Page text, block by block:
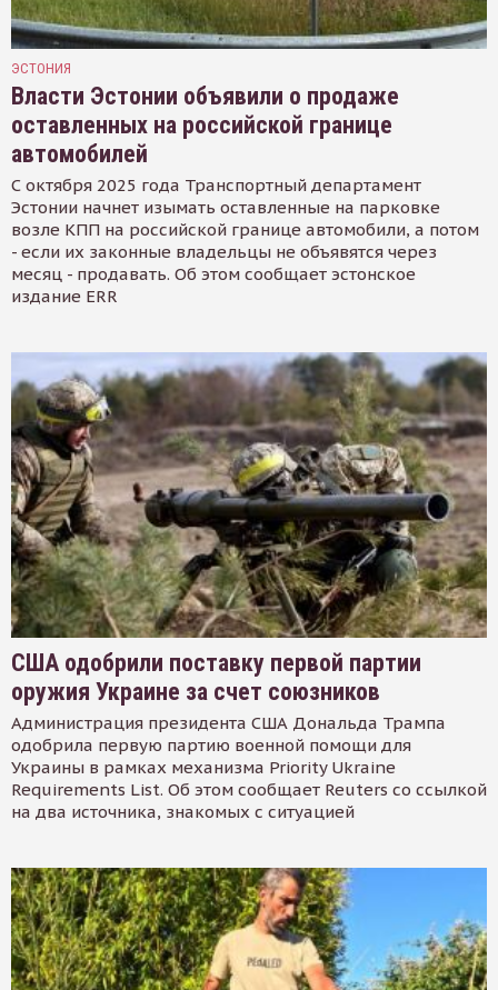
ЭСТОНИЯ
Власти Эстонии объявили о продаже
оставленных на российской границе
автомобилей
С октября 2025 года Транспортный департамент
Эстонии начнет изымать оставленные на парковке
возле КПП на российской границе автомобили, а потом
- если их законные владельцы не объявятся через
месяц - продавать. Об этом сообщает эстонское
издание ERR
США одобрили поставку первой партии
оружия Украине за счет союзников
Администрация президента США Дональда Трампа
одобрила первую партию военной помощи для
Украины в рамках механизма Priority Ukraine
Requirements List. Об этом сообщает Reuters со ссылкой
на два источника, знакомых с ситуацией